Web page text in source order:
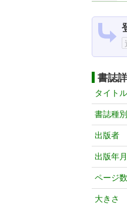
書誌
タイト
書誌種別
出版者
出版年月
ページ数
大きさ